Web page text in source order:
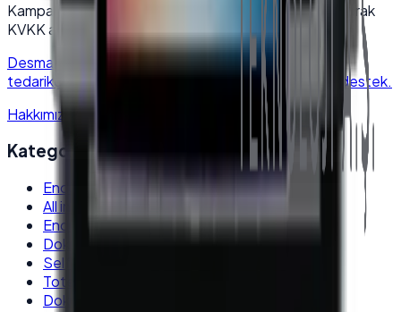
Kampanya ve yeni ürünlerden haberdar olun. Kaydolarak
KVKK aydınlatma metnini kabul edersiniz.
Desmak
endüstriyel elektronik & POS sistemleri
tedarikçisi. Kurumsal kalite, hızlı kargo, satış sonrası destek.
Hakkımızda→
Kategoriler
Endüstriyel Panel PC
All in One PC
Endüstriyel Box PC
Dokunmatik Monitör
Self Servis Kiosk
Totem Kiosk
Dokunmatik POS PC